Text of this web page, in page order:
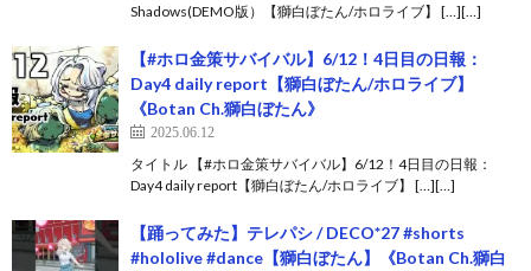
Shadows(DEMO版）【獅白ぼたん/ホロライブ】 […][…]
【#ホロ金策サバイバル】6/12！4日目の日報：
Day4 daily report【獅白ぼたん/ホロライブ】
《Botan Ch.獅白ぼたん》
2025.06.12
タイトル 【#ホロ金策サバイバル】6/12！4日目の日報：
Day4 daily report【獅白ぼたん/ホロライブ】 […][…]
【踊ってみた】テレパシ / DECO*27 #shorts
#hololive #dance【獅白ぼたん】《Botan Ch.獅白